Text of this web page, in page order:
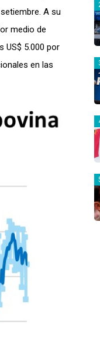
A su
medio de
US$ 5.000 por
en las